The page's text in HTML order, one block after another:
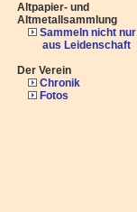
Altpapier- und
Altmetallsammlung
Sammeln nicht nur
aus Leidenschaft
Der Verein
Chronik
Fotos